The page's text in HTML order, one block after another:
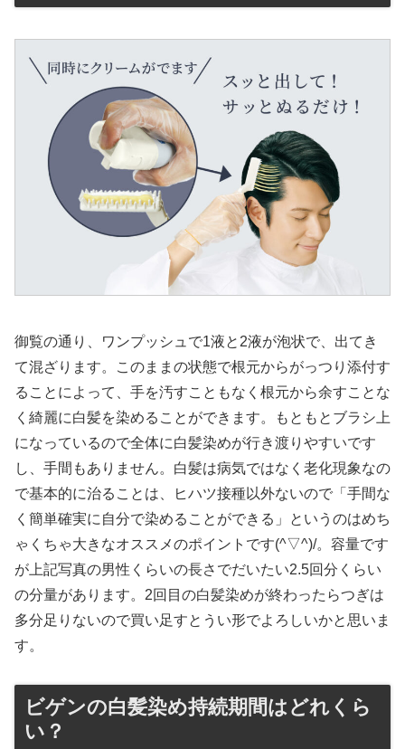
御覧の通り、ワンプッシュで1液と2液が泡状で、出てき
て混ざります。このままの状態で根元からがっつり添付す
ることによって、手を汚すこともなく根元から余すことな
く綺麗に白髪を染めることができます。もともとブラシ上
になっているので全体に白髪染めが行き渡りやすいです
し、手間もありません。白髪は病気ではなく老化現象なの
で基本的に治ることは、ヒハツ接種以外ないので「手間な
く簡単確実に自分で染めることができる」というのはめち
ゃくちゃ大きなオススメのポイントです(^▽^)/。容量です
が上記写真の男性くらいの長さでだいたい2.5回分くらい
の分量があります。2回目の白髪染めが終わったらつぎは
多分足りないので買い足すとうい形でよろしいかと思いま
す。
ビゲンの白髪染め持続期間はどれくら
い？